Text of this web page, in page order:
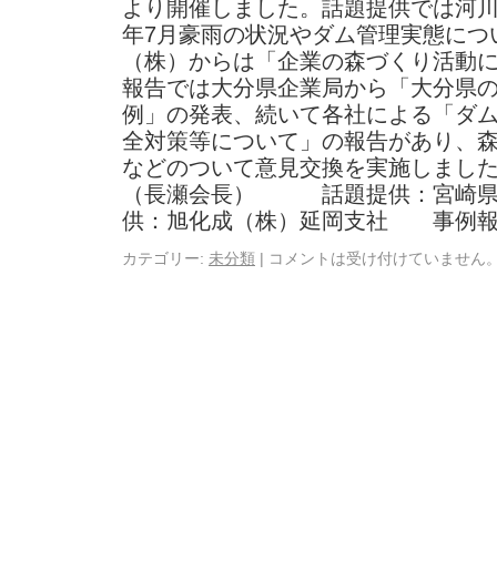
より開催しました。話題提供では河
年7月豪雨の状況やダム管理実態につ
（株）からは「企業の森づくり活動
報告では大分県企業局から「大分県
例」の発表、続いて各社による「ダ
全対策等について」の報告があり、
などのついて意見交換を実施しまし
（長瀬会長） 話題提供：宮崎県
供：旭化成（株）延岡支社 事例報
カテゴリー: 未分類 | コメントは受け付けていません